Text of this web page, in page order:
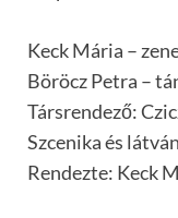
Keck Mária –
Böröcz Petra –
Társrendező:
Szcenika és
Rendezte: Keck